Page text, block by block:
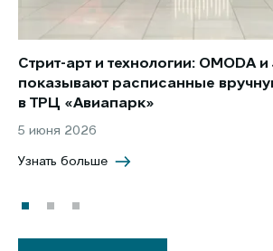
Стрит-арт и технологии: OMODA и
показывают расписанные
в ТРЦ «Авиапарк»
5 июня 2026
Узнать больше